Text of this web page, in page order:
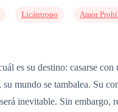
Licántropo Amor
su destino: casarse con
mundo se tambalea. Su
inevitable. Sin embargo,